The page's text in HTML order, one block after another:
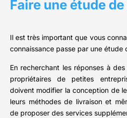
Faire une étude
Il est très important que vous
connaissance passe par une étude
En recherchant les réponses à
propriétaires de petites
doivent modifier la conception de
leurs méthodes de livraison et
de proposer des services